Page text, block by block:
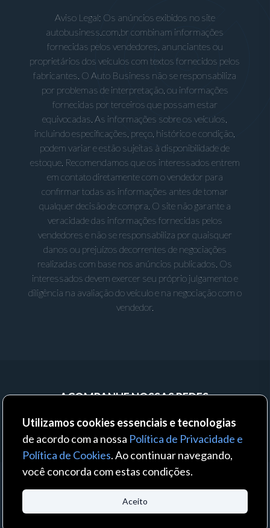
Aviso Legal: Os anúncios exibidos no site
autobusiness.com.br combinam informações
fornecidas pelos vendedores, anunciantes ou
proprietários dos veículos com textos fornecidos pelos
fabricantes. O Auto Business não se responsabiliza
por problemas de interpretação, ou informações
fornecidas por terceiros que possam estar
equivocadas. As informações sobre os veículos,
incluindo especificações, preço, histórico e condição,
podem variar e estão sujeitas à disponibilidade de
estoque. Recomendamos que os interessados entrem
em contato diretamente com o vendedor para
confirmar todas as informações antes de tomar
qualquer decisão de compra. O site não garante a
veracidade das informações fornecidas pelos
vendedores e não se responsabiliza por quaisquer
danos ou prejuízos decorrentes de negociações
realizadas com base nos anúncios publicados. Os
interessados devem exercer seu próprio julgamento e
diligência na avaliação do veículo e na negociação com o
vendedor.
ACOMPANHE NOSSAS REDES:
Utilizamos cookies essenciais e tecnologias
de acordo com a nossa Política de Privacidade e
Política de Cookies. Ao continuar navegando,
você concorda com estas condições.
Aceito